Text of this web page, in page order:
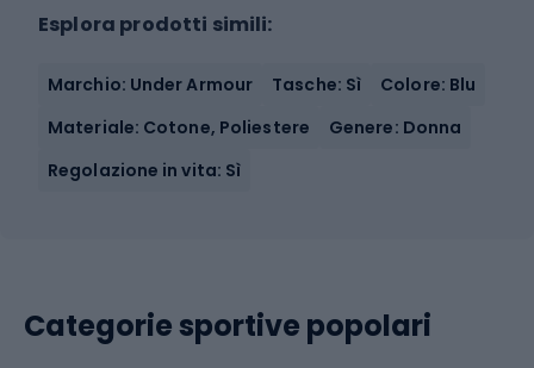
Esplora prodotti simili:
Marchio: Under Armour Tasche: Sì
Colore: Blu
Materiale: Cotone, Poliestere
Genere: Donna
Regolazione in vita: Sì
Categorie sportive popolari